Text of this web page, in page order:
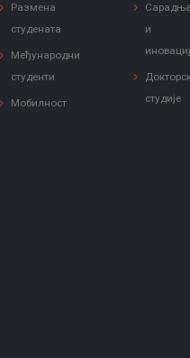
Размена
студената
Међународни
студенти
Мобилност
и
студије